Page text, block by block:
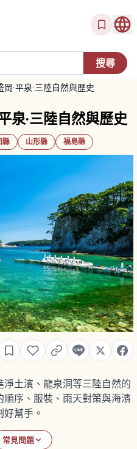
‧平泉‧三陸自然與歷史
泉‧三陸自然與歷史
縣 山形縣 福島縣
土濱、龍泉洞等三陸自然的
序、服裝、雨天對策與海濱
幫手。
常見問題